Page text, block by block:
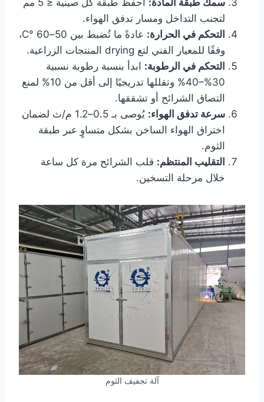
سمك طبقة المادة:
احفظ طبقة كل صينية ≤ 5 مم
لتجنب التداخل ومسار تدفق الهواء.
التحكم في الحرارة:
عادةً ما تُضبط بين 50–60 °C،
وفقًا للمعيار الفني لتع drying المنتجات الزراعية.
التحكم في الرطوبة: ابدأ بنسبة رطوبة نسبية
30%–40% وتقللها تدريجيًا إلى أقل من 10% لمنع
التصاق الشرائح أو تشققها.
سرعة تدفق الهواء:
يُوصى بـ 0.5–1.2 م/ث لضمان
اختراق الهواء الساخن بشكل متساوٍ عبر طبقة
الثوم.
التقليب المنتظم: قلب الشرائح مرة كل ساعة
خلال مرحلة التسخين.
آلة تجفيف الثوم